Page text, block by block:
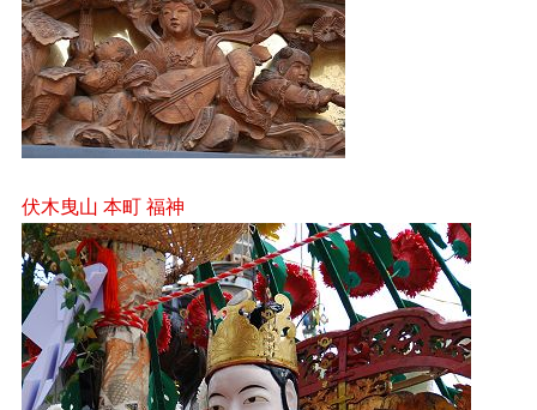
伏木曳山 本町 福神